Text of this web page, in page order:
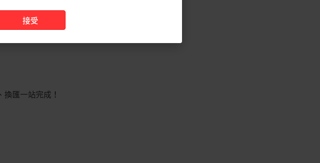
年之後，主要
財報與前瞻指引
匯一站完成！
接受